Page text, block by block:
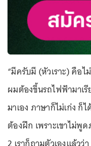
“มีครับมี (หัวเราะ) คือ
ผมต้องขึ้นรถไฟฟ้ามาเ
มาเอง ภาษาก็ไม่เก่ง ก็
ต้องฝึก เพราะเขาไม่พู